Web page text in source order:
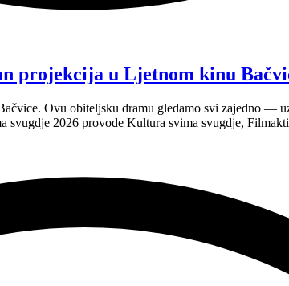
projekcija u Ljetnom kinu
Ovu obiteljsku dramu gledamo svi zajedno —
2026 provode Kultura svima svugdje,